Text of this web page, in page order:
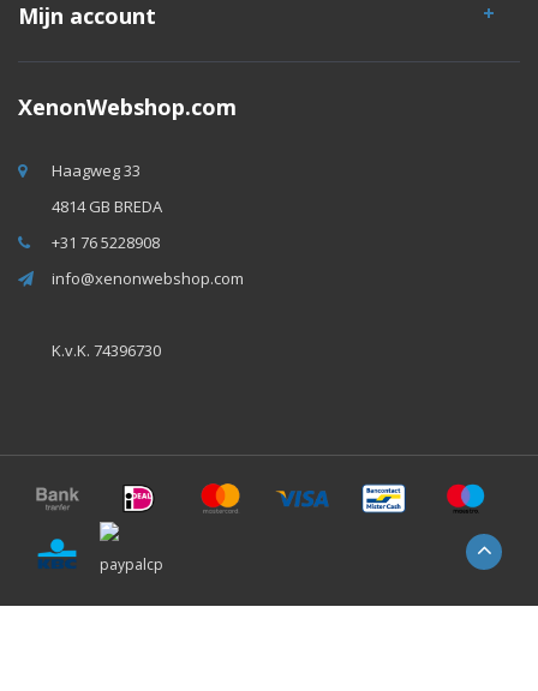
Mijn account
XenonWebshop.com
Haagweg 33
4814 GB BREDA
+31 76 5228908
info@xenonwebshop.com
K.v.K. 74396730